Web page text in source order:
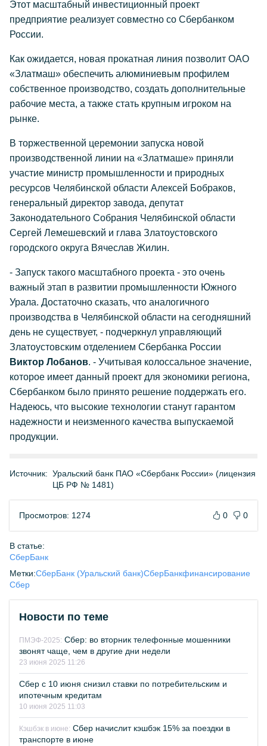
Этот масштабный инвестиционный проект
предприятие реализует совместно со Сбербанком
России.
Как ожидается, новая прокатная линия позволит ОАО
«Златмаш» обеспечить алюминиевым профилем
собственное производство, создать дополнительные
рабочие места, а также стать крупным игроком на
рынке.
В торжественной церемонии запуска новой
производственной линии на «Златмаше» приняли
участие министр промышленности и природных
ресурсов Челябинской области Алексей Бобраков,
генеральный директор завода, депутат
Законодательного Собрания Челябинской области
Сергей Лемешевский и глава Златоустовского
городского округа Вячеслав Жилин.
- Запуск такого масштабного проекта - это очень
важный этап в развитии промышленности Южного
Урала. Достаточно сказать, что аналогичного
производства в Челябинской области на сегодняшний
день не существует, - подчеркнул управляющий
Златоустовским отделением Сбербанка России
Виктор Лобанов. - Учитывая колоссальное значение,
которое имеет данный проект для экономики региона,
Сбербанком было принято решение поддержать его.
Надеюсь, что высокие технологии станут гарантом
надежности и неизменного качества выпускаемой
продукции.
Источник: Уральский банк ПАО «Сбербанк России» (лицензия
ЦБ РФ № 1481)
Просмотров: 1274 0 0
В статье:
СберБанк
Метки:СберБанк (Уральский банк)СберБанкфинансирование
Сбер
Новости по теме
ПМЭФ-2025: Сбер: во вторник телефонные мошенники
звонят чаще, чем в другие дни недели
23 июня 2025 11:26
Сбер с 10 июня снизил ставки по потребительским и
ипотечным кредитам
10 июня 2025 11:03
Кэшбэк в июне: Сбер начислит кэшбэк 15% за поездки в
транспорте в июне